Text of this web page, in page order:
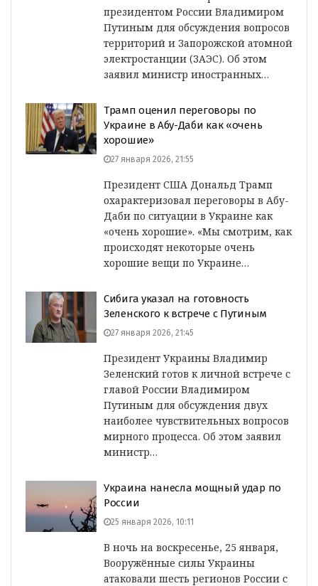
президентом России Владимиром
Путиным для обсуждения вопросов
территорий и Запорожской атомной
электростанции (ЗАЭС). Об этом
заявил министр иностранных…
Трамп оценил переговоры по
Украине в Абу-Даби как «очень
хорошие»
27 января 2026, 21:55
Президент США Дональд Трамп
охарактеризовал переговоры в Абу-
Даби по ситуации в Украине как
«очень хорошие». «Мы смотрим, как
происходят некоторые очень
хорошие вещи по Украине…
Сибига указал на готовность
Зеленского к встрече с Путиным
27 января 2026, 21:45
Президент Украины Владимир
Зеленский готов к личной встрече с
главой России Владимиром
Путиным для обсуждения двух
наиболее чувствительных вопросов
мирного процесса. Об этом заявил
министр…
Украина нанесла мощный удар по
России
25 января 2026, 10:11
В ночь на воскресенье, 25 января,
Вооружённые силы Украины
атаковали шесть регионов России с